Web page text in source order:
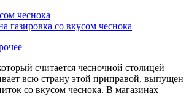
со вкусом чеснока
считается чесночной столицей
всю страну этой приправой, выпущен
со вкусом чеснока. В магазинах